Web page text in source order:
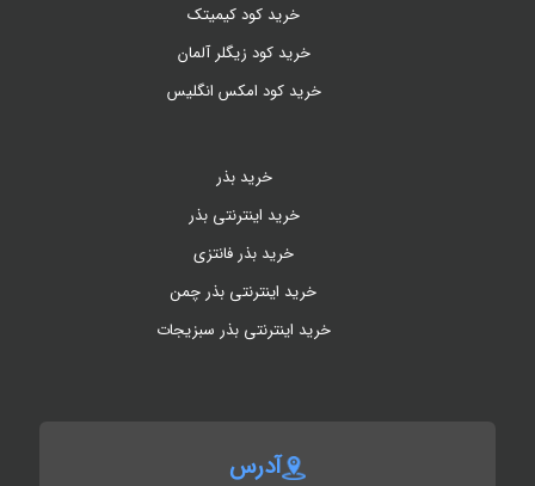
خرید کود کیمیتک
خرید کود زیگلر آلمان
خرید کود امکس انگلیس
خرید بذر
خرید اینترنتی بذر
خرید بذر فانتزی
خرید اینترنتی بذر چمن
خرید اینترنتی بذر سبزیجات
آدرس